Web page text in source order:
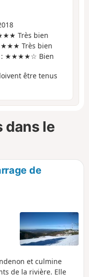
Très bien
Très bien
: ★★★★☆ Bien
être tenus
dans le
de
et culmine
de la rivière. Elle